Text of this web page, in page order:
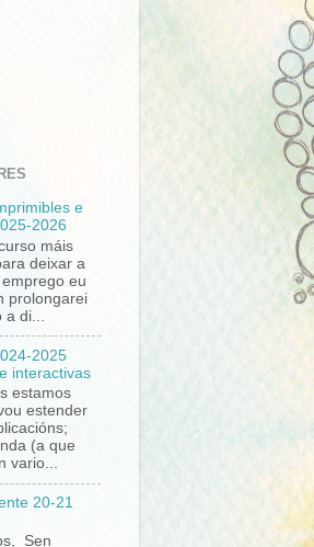
e
2026
máis
deixar a
eu
prolongarei
di...
2025
interactivas
estamos
estender
(a que
vario...
20-21
Sen